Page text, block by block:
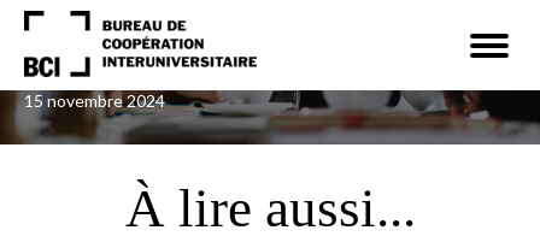
la
site
Nacro, Shaabbir M.
15 novembre 2024
À lire aussi...